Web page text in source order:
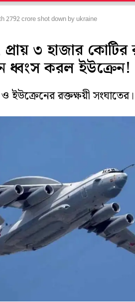
2792 crore shot down by ukraine
৩ হাজার
ধ্বংস করল ইউক্রেন!
ইউক্রেনের রক্তক্ষয়ী সংঘাতের।